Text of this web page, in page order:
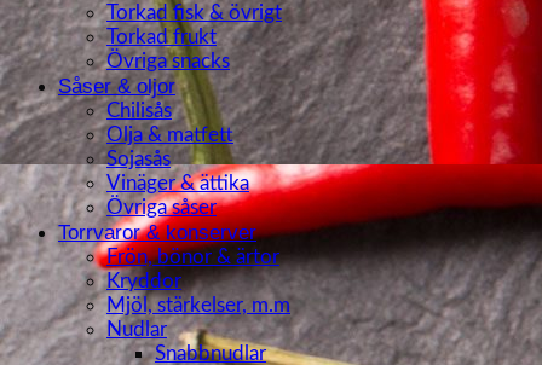
Torkad fisk & övrigt
Torkad frukt
Övriga snacks
Såser & oljor
Chilisås
Olja & matfett
Sojasås
Vinäger & ättika
Övriga såser
Torrvaror & konserver
Frön, bönor & ärtor
Kryddor
Mjöl, stärkelser, m.m
Nudlar
Snabbnudlar